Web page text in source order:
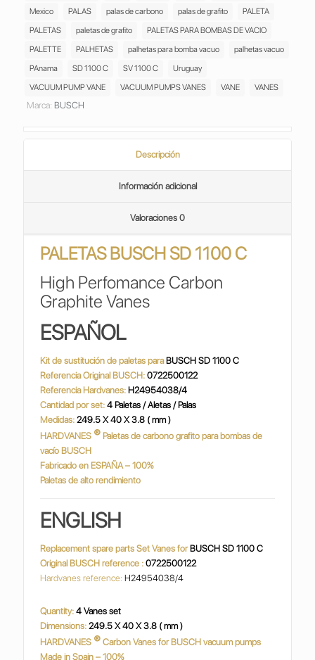
cantidad
Mexico
PALAS palas de carbono palas de grafito
PALETA
PALETAS
paletas de grafito
PALETAS PARA BOMBAS DE VACIO
PALETTE
PALHETAS palhetas para bomba vacuo
palhetas vacuo
PAnama
SD 1100 C SV 1100 C
Uruguay
VACUUM PUMP VANE
VACUUM PUMPS VANES VANE VANES
Marca: BUSCH
Descripción
Información adicional
Valoraciones 0
PALETAS BUSCH SD 1100 C
High Perfomance Carbon
Graphite Vanes
ESPAÑOL
Kit de sustitución de paletas paraBUSCH SD 1100 C
Referencia Original BUSCH: 0722500122
Referencia Hardvanes: H24954038/4
Cantidad por set:4 Paletas / Aletas / Palas
Medidas: 249.5 X 40 X 3.8 ( mm )
HARDVANES ® Paletas de carbono grafito para bombas de
vacío BUSCH
Fabricado en ESPAÑA – 100%
Paletas de alto rendimiento
ENGLISH
Replacement spare parts Set Vanes forBUSCH SD 1100 C
Original BUSCH reference : 0722500122
Hardvanes reference: H24954038/4
Quantity: 4 Vanes set
Dimensions:249.5 X 40 X 3.8 ( mm )
HARDVANES ® Carbon Vanes for BUSCH vacuum pumps
Made in Spain – 100%